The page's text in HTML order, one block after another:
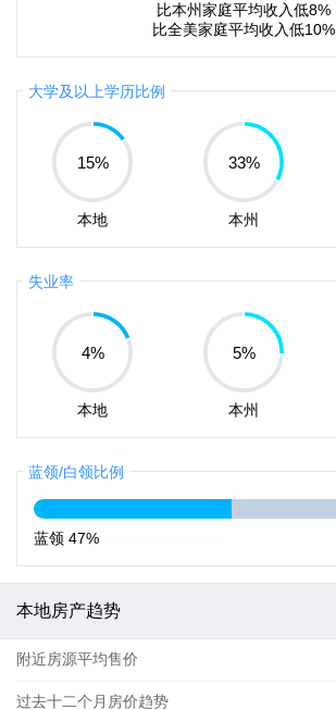
比本州家庭平均收入低8%
比全美家庭平均收入低10%
大学及以上学历比例
15%
本地
33%
本州
失业率
4%
本地
5%
本州
蓝领/白领比例
蓝领 47%
本地房产趋势
附近房源平均售价
过去十二个月房价趋势